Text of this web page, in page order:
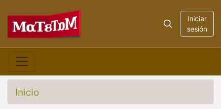
Iniciar
sesión
Inicio